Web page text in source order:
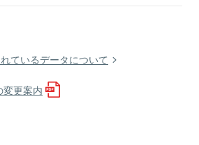
ているデータについて
更案内